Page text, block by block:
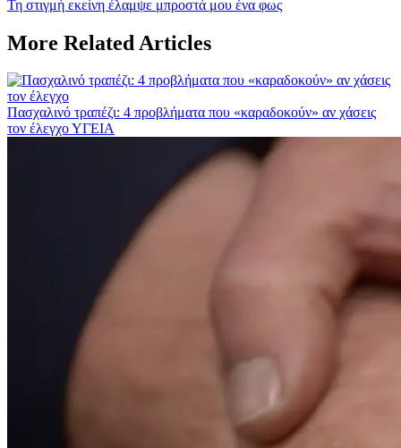
Next
Τη στιγμή εκείνη έλαμψε μπροστά μου ένα φως
More Related Articles
Πασχαλινό τραπέζι: 4 προβλήματα που «καραδοκούν» αν χάσεις
τον έλεγχοΥΓΕΙΑ